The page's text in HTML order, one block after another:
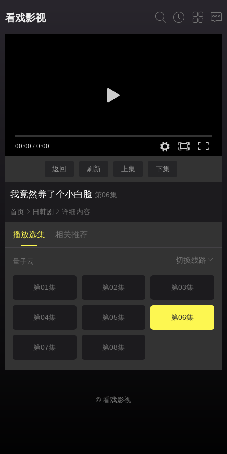
看戏影视
返回 刷新 上集 下集
我竟然养了个小白脸 第06集
首页 日韩剧 详细内容
播放选集 相关推荐
切换线路
量子云
第01集 第02集 第03集
第04集 第05集 第06集
第07集 第08集
© 看戏影视